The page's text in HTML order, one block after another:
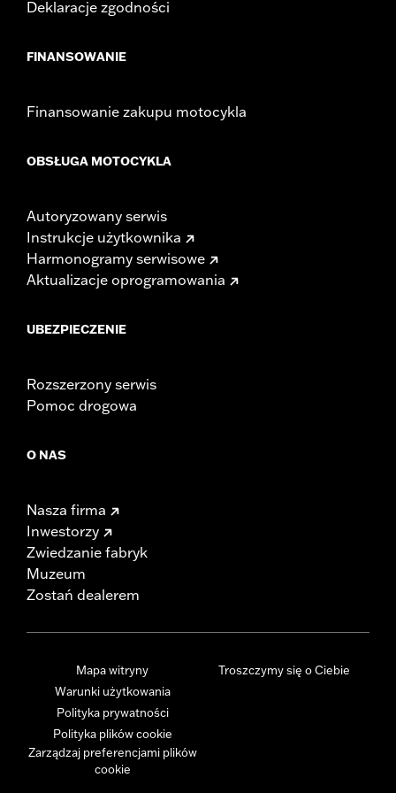
Deklaracje zgodności
FINANSOWANIE
Finansowanie zakupu motocykla
OBSŁUGA MOTOCYKLA
Autoryzowany serwis
Instrukcje użytkownika
Harmonogramy serwisowe
Aktualizacje oprogramowania
UBEZPIECZENIE
Rozszerzony serwis
Pomoc drogowa
O NAS
Nasza firma
Inwestorzy
Zwiedzanie fabryk
Muzeum
Zostań dealerem
Mapa witryny
Warunki użytkowania
Polityka prywatności
Polityka plików cookie
Zarządzaj preferencjami plików
cookie
Troszczymy się o Ciebie